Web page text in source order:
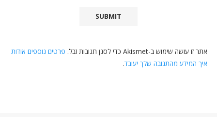
אתר זו עושה שימוש ב-Akismet כדי לסנן תגובות זבל.
פרטים נוספים אודות
איך המידע מהתגובה שלך יעובד.